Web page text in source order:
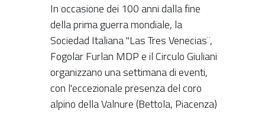
In occasione dei 100 anni dalla fine
della prima guerra mondiale, la
Sociedad Italiana "Las Tres Venecias¨,
Fogolar Furlan MDP e il Circulo Giuliani
organizzano una settimana di eventi,
con l'eccezionale presenza del coro
alpino della Valnure (Bettola, Piacenza)